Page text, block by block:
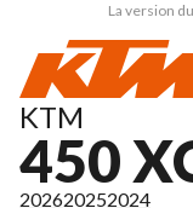
La version
KTM
450
202620252024